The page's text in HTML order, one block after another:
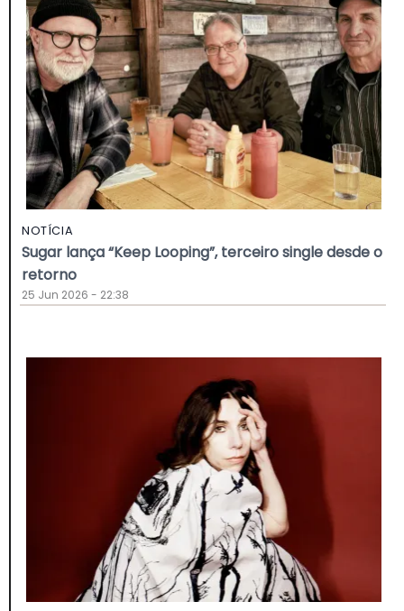
NOTÍCIA
Sugar lança “Keep Looping”, terceiro single desde o
retorno
25 Jun 2026 - 22:38